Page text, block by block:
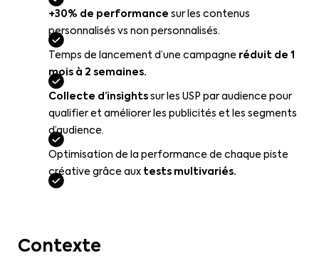
+30% de performance sur les contenus
personnalisés vs non personnalisés.
Temps de lancement d’une campagne réduit de 1
mois à 2 semaines.
Collecte d’insights sur les USP par audience pour
qualifier et améliorer les publicités et les segments
d’audience.
Optimisation de la performance de chaque piste
créative grâce aux tests multivariés.
Contexte